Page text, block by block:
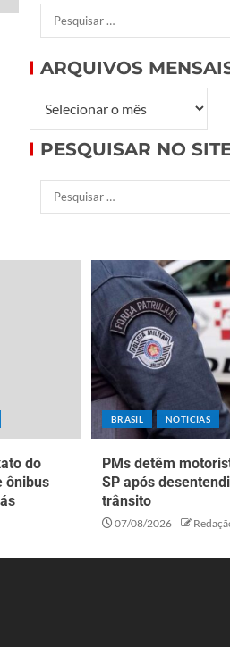
ARQUIVOS
PESQUISAR NO
do
ônibus
BRASIL NOTÍCIAS
PMs detêm
SP após
trânsito
07/08/2026